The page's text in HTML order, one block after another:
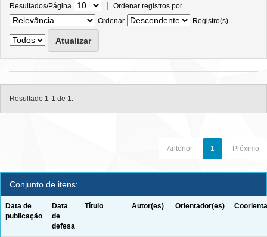
Resultados/Página | Ordenar registros por
Ordenar
Registro(s)
Resultado 1-1 de 1.
Anterior 1 Próximo
Conjunto de itens:
Data de
publicação
Data
de
defesa
Título Autor(es) Orientador(es)